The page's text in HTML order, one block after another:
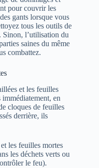
pour couvrir les
gants lorsque vous
tous les outils de
Sinon, l’utilisation du
saines du même
combattez.
et les feuilles
en
cloques de feuilles
derrière, ils
les feuilles mortes
les déchets verts ou
le feu).